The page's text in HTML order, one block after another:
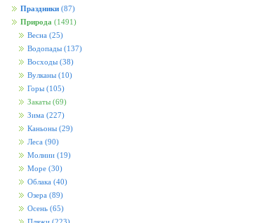
Праздники (87)
Природа (1491)
Весна (25)
Водопады (137)
Восходы (38)
Вулканы (10)
Горы (105)
Закаты (69)
Зима (227)
Каньоны (29)
Леса (90)
Молнии (19)
Море (30)
Облака (40)
Озера (89)
Осень (65)